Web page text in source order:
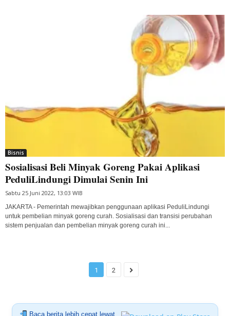
Bisnis
Sosialisasi Beli Minyak Goreng Pakai Aplikasi
PeduliLindungi Dimulai Senin Ini
Sabtu 25 Juni 2022, 13:03 WIB
JAKARTA - Pemerintah mewajibkan penggunaan aplikasi PeduliLindungi
untuk pembelian minyak goreng curah. Sosialisasi dan transisi perubahan
sistem penjualan dan pembelian minyak goreng curah ini...
1 2
Baca berita lebih cepat lewat